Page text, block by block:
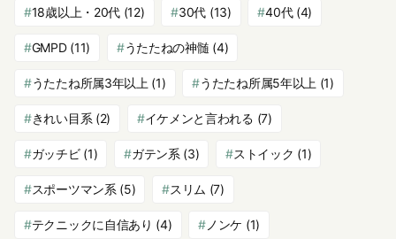
18歳以上・20代 (12) 30代 (13) 40代(4)
GMPD(11) うたたねの神髄 (4)
うたたね所属3年以上 (1) うたたね所属5年以上 (1)
きれい目系 (2) イケメンと言われる (7)
ガッチビ(1) ガテン系 (3) ストイック (1)
スポーツマン系 (5) スリム (7)
テクニックに自信あり (4) ノンケ (1)